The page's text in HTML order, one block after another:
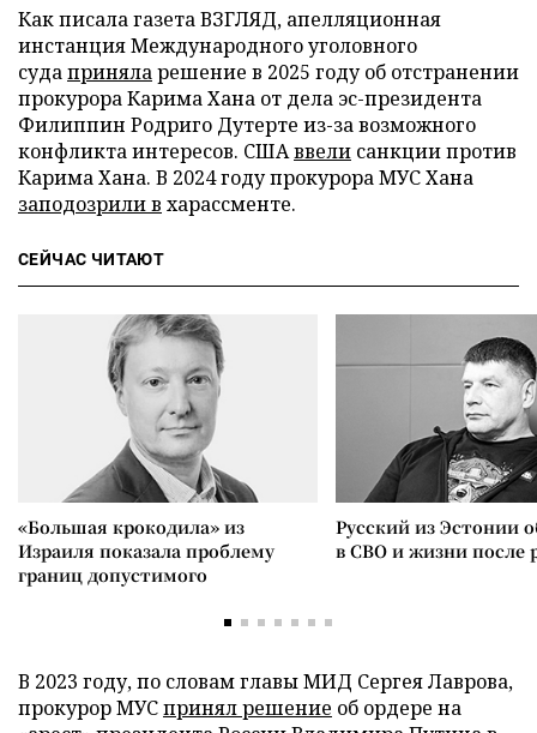
Как писала газета ВЗГЛЯД, апелляционная
инстанция Международного уголовного
судаприняларешение в 2025 году об отстранении
прокурора Карима Хана от дела эс-президента
Филиппин Родриго Дутерте из-за возможного
конфликта интересов. CШАввели санкции против
Карима Хана. В 2024 году прокурора МУС Хана
заподозрили в харассменте.
СЕЙЧАС ЧИТАЮТ
«Большая крокодила» из
Израиля показала проблему
границ допустимого
Русский из Эстонии
в СВО и жизни после
В 2023 году, по словам главы МИД Сергея Лаврова,
прокурор МУСпринял решение об ордере на